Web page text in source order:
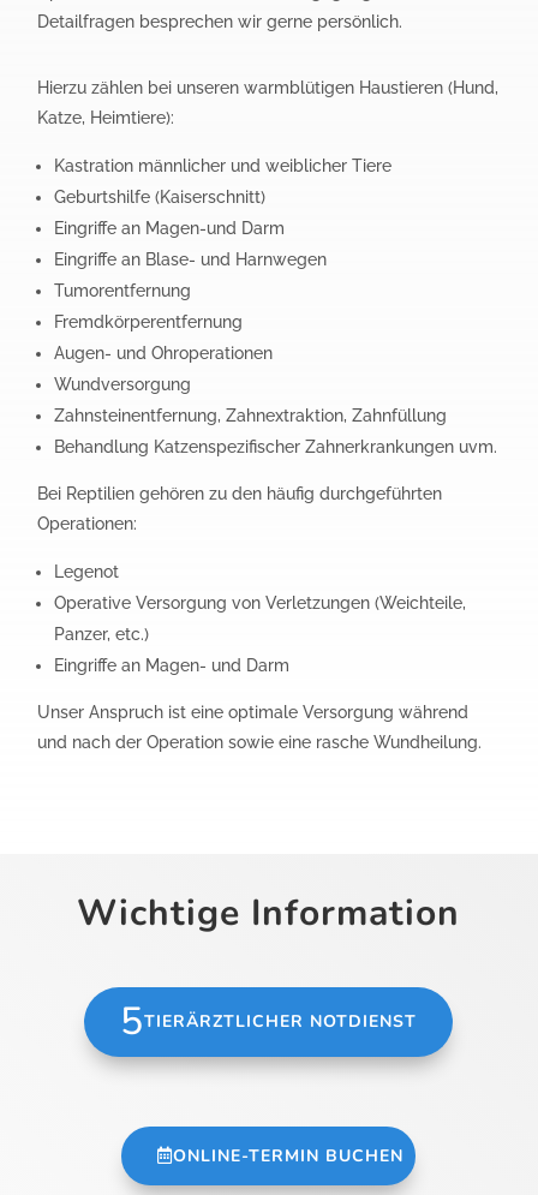
Detailfragen besprechen wir gerne persönlich.
Hierzu zählen bei unseren warmblütigen Haustieren (Hund,
Katze, Heimtiere):
Kastration männlicher und weiblicher Tiere
Geburtshilfe (Kaiserschnitt)
Eingriffe an Magen-und Darm
Eingriffe an Blase- und Harnwegen
Tumorentfernung
Fremdkörperentfernung
Augen- und Ohroperationen
Wundversorgung
Zahnsteinentfernung, Zahnextraktion, Zahnfüllung
Behandlung Katzenspezifischer Zahnerkrankungen uvm.
Bei Reptilien gehören zu den häufig durchgeführten
Operationen:
Legenot
Operative Versorgung von Verletzungen (Weichteile,
Panzer, etc.)
Eingriffe an Magen- und Darm
Unser Anspruch ist eine optimale Versorgung während
und nach der Operation sowie eine rasche Wundheilung.
Wichtige Information
TIERÄRZTLICHER NOTDIENST
ONLINE-TERMIN BUCHEN